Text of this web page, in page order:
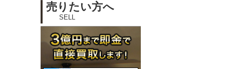
売りたい方へ
SELL